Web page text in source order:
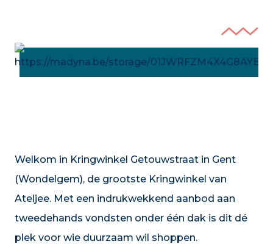
Welkom in Kringwinkel Getouwstraat in Gent
(Wondelgem), de grootste Kringwinkel van
Ateljee. Met een indrukwekkend aanbod aan
tweedehands vondsten onder één dak is dit dé
plek voor wie duurzaam wil shoppen.